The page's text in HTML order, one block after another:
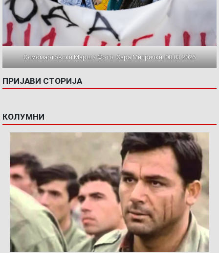
Осмомартовски Марш / Фото: Сара Митрички, 08.03.2026
ПРИЈАВИ СТОРИЈА
КОЛУМНИ